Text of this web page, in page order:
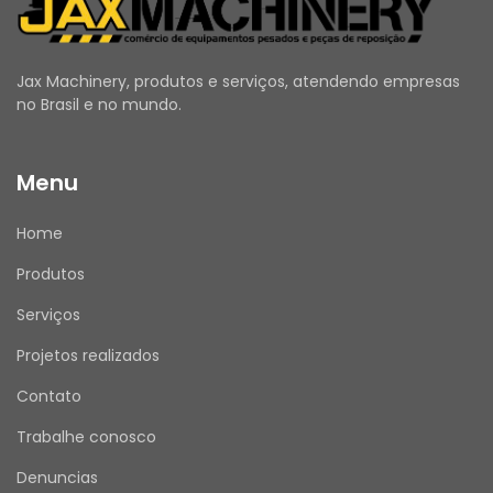
substituição sejam realizadas por um
profissional qualificado, seguindo as
orientações do fabricante.
ANTES DE COMPRAR
para esclarecer todas as suas dúvidas.
Verifique se seus dados de entrega e cadastro
Emitimos Nota Fiscal para todas as vendas.
Assim que receber o produto, por favor, avalie
sua experiência de compra conosco. Sua
Jax Machinery, produtos e serviços, atendendo empresas
no Brasil e no mundo.
Menu
Home
Produtos
Serviços
Projetos realizados
Contato
Trabalhe conosco
Denuncias